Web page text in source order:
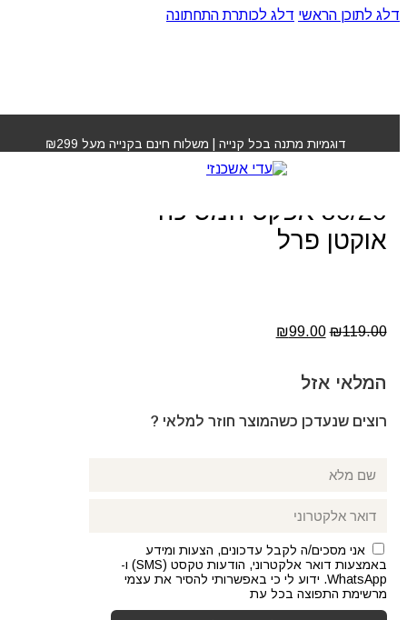
דלג לתוכן הראשי דלג לכותרת התחתונה
דוגמיות מתנה בכל קנייה | משלוח חינם בקנייה מעל ₪299
המסיכה אוקטן פרל
שמפו פנינים וקראטין
80/20 אפקט המסיכה
אוקטן פרל
₪119.00
המחיר
₪119.00.
₪99.00
המלאי אזל
רוצים שנעדכן כשהמוצר חוזר למלאי ?
אני מסכים/ה לקבל עדכונים, הצעות ומידע
באמצעות דואר אלקטרוני, הודעות טקסט (SMS) ו-
WhatsApp. ידוע לי כי באפשרותי להסיר את עצמי
מרשימת התפוצה בכל עת